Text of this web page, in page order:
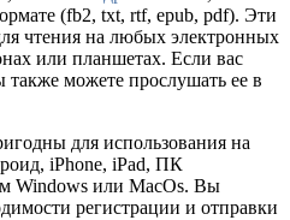
(fb2, txt, rtf, epub, pdf). Эти
чтения на любых электронных
или планшетах. Если вас
также можете прослушать ее в
для использования на
iPhone, iPad, ПК
Windows или MacOs. Вы
регистрации и отправки